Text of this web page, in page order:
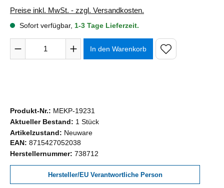
Preise inkl. MwSt. - zzgl. Versandkosten.
Sofort verfügbar, 1-3 Tage Lieferzeit.
Produkt Anzahl: Gib den gewünschten Wert ein oder
In den Warenkorb
Produkt-Nr.: MEKP-19231
Aktueller Bestand: 1 Stück
Artikelzustand: Neuware
EAN: 8715427052038
Herstellernummer: 738712
Hersteller/EU Verantwortliche Person